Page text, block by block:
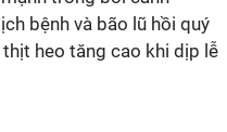
bệnh và bão lũ hồi quý
heo tăng cao khi dịp lễ